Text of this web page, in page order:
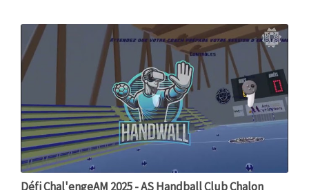
Défi Chal'engeAM 2025 - AS Handball Club Chalon